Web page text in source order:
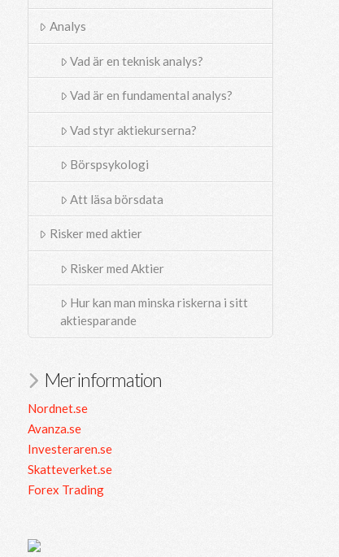
Analys
Vad är en teknisk analys?
Vad är en fundamental analys?
Vad styr aktiekurserna?
Börspsykologi
Att läsa börsdata
Risker med aktier
Risker med Aktier
Hur kan man minska riskerna i sitt
aktiesparande
Mer information
Nordnet.se
Avanza.se
Investeraren.se
Skatteverket.se
Forex Trading